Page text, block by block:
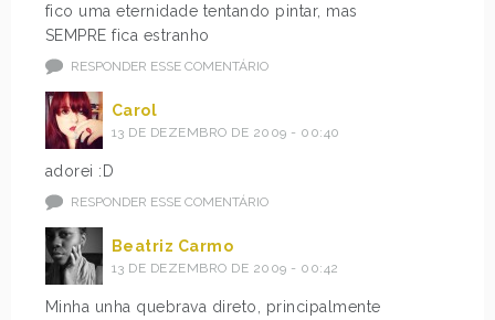
fico uma eternidade tentando pintar, mas
SEMPRE fica estranho
RESPONDER ESSE COMENTÁRIO
Carol
13 DE DEZEMBRO DE 2009 - 00:40
adorei :D
RESPONDER ESSE COMENTÁRIO
Beatriz Carmo
13 DE DEZEMBRO DE 2009 - 00:42
Minha unha quebrava direto, principalmente